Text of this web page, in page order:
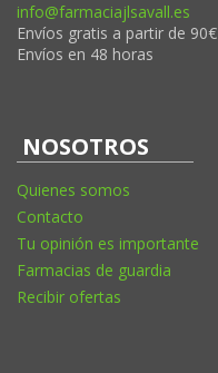
info@farmaciajlsavall.es
Envíos gratis a partir de 90€
Envíos en 48 horas
NOSOTROS
Quienes somos
Contacto
Tu opinión es importante
Farmacias de guardia
Recibir ofertas